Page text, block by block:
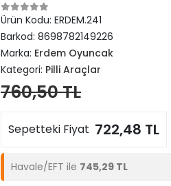
Ürün Kodu: ERDEM.241
Barkod: 8698782149226
Marka: Erdem Oyuncak
Kategori: Pilli Araçlar
760,50 TL
Sepetteki Fiyat 722,48 TL
Havale/EFT ile 745,29 TL